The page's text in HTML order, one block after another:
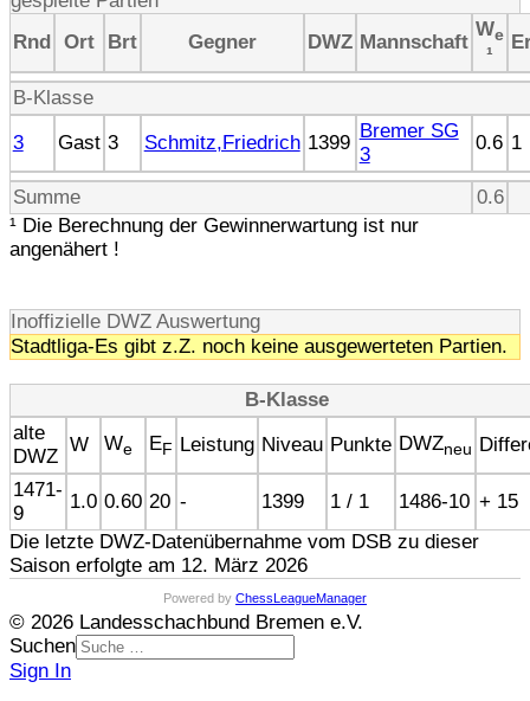
Rnd Ort Brt Gegner DWZ Mannschaft
We
¹
B-Klasse
3
Gast 3 Schmitz,Friedrich 1399
Bremer SG
3
0.6 1
Summe
0.6
¹ Die Berechnung der Gewinnerwartung ist nur
angenähert !
Inoffizielle DWZ Auswertung
Stadtliga-Es gibt z.Z. noch keine ausgewerteten Partien.
B-Klasse
alte
DWZ
W We EF Leistung Niveau Punkte DWZneu
1471-
9
1.0 0.60 20 - 1399 1 / 1 1486-10 + 15
Die letzte DWZ-Datenübernahme vom DSB zu dieser
Saison erfolgte am 12. März 2026
Powered by ChessLeagueManager
© 2026 Landesschachbund Bremen e.V.
Suchen
Sign In